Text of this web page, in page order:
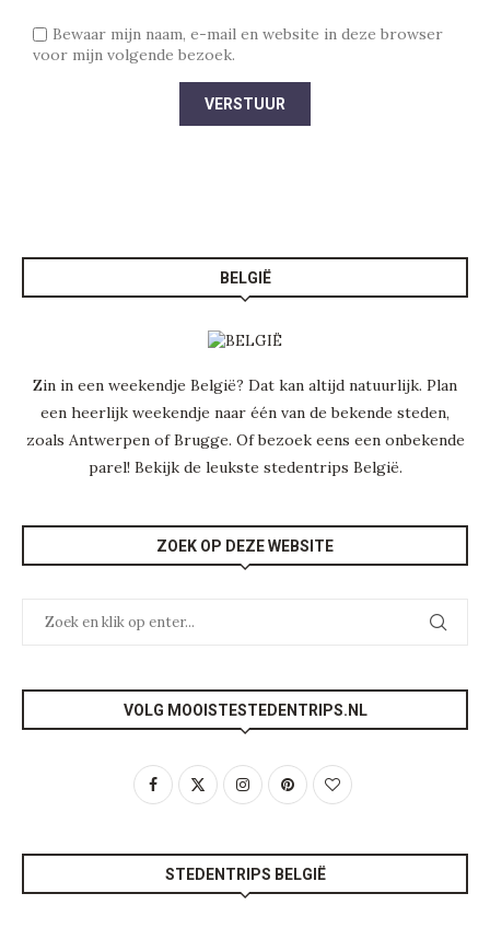
Bewaar mijn naam, e-mail en website in deze browser
voor mijn volgende bezoek.
BELGIË
Zin in een weekendje België? Dat kan altijd natuurlijk. Plan
een heerlijk weekendje naar één van de bekende steden,
zoals Antwerpen of Brugge. Of bezoek eens een onbekende
parel! Bekijk de leukste stedentrips België.
ZOEK OP DEZE WEBSITE
VOLG MOOISTESTEDENTRIPS.NL
STEDENTRIPS BELGIË